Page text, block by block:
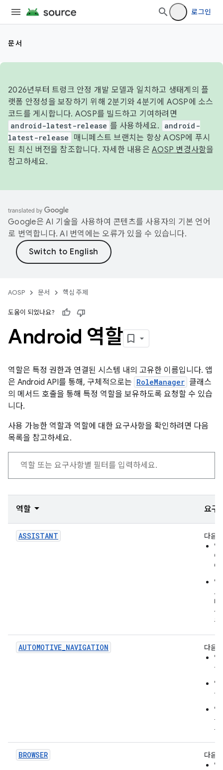
로그인
문서
2026년부터 트렁크 안정 개발 모델과 일치하고 생태계의 플
랫폼 안정성을 보장하기 위해 2분기와 4분기에 AOSP에 소스
코드를 게시합니다. AOSP를 빌드하고 기여하려면
android-latest-release 를 사용하세요.
android-
latest-release
매니페스트 브랜치는 항상 AOSP에 푸시
된 최신 버전을 참조합니다. 자세한 내용은 AOSP 변경사항을
참고하세요.
Google은 AI 기술을 사용하여 콘텐츠를 사용자의 기본 언어
로 번역합니다. AI 번역에는 오류가 있을 수 있습니다.
AOSP 문서 핵심 주제
도움이 되었나요?
Android 역할
역할은 특정 권한과 연결된 시스템 내의 고유한 이름입니다. 앱
은 Android API를 통해, 구체적으로는 RoleManager 클래스
의 메서드 호출을 통해 특정 역할을 보유하도록 요청할 수 있습
니다.
사용 가능한 역할과 역할에 대한 요구사항을 확인하려면 다음
목록을 참고하세요.
역할 요구
ASSISTANT
다음
앱
이
어
앱
로
비
습
플
AUTOMOTIVE_NAVIGATION
다음
앱
을
앱
을
은
특
BROWSER
다음
앱